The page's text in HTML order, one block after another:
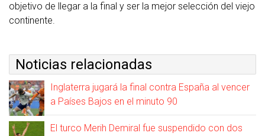
objetivo de llegar a la final y ser la mejor selección del viejo
continente.
Noticias relacionadas
Inglaterra jugará la final contra España al vencer
a Países Bajos en el minuto 90
El turco Merih Demiral fue suspendido con dos